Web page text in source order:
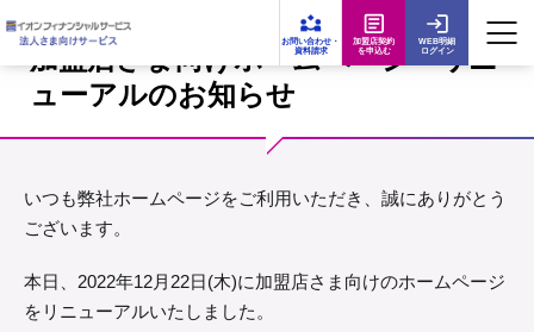
お問い合わせ・
資料請求
加盟店契約
を申込む
WEB明細
ログイン
加盟店さま向けホームページ リニ
ューアルのお知らせ
いつも弊社ホームページをご利用いただき、誠にありがとう
ございます。
本日、2022年12月22日(木)に加盟店さま向けのホームページ
をリニューアルいたしました。